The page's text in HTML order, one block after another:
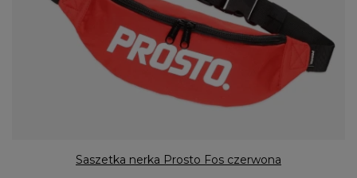
Saszetka nerka Prosto Fos czerwona